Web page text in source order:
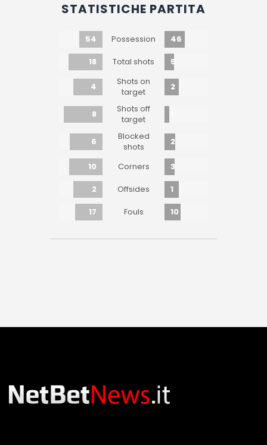
STATISTICHE PARTITA
54 Possession
46
18
Total shots 5
4
Shots on
target
2
8
Shots off
target
6
Blocked
shots
2
10 Corners
3
2
Offsides
1
17
Fouls 10